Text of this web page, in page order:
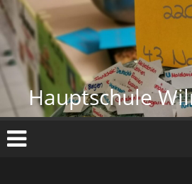
Zum
Inhalt
springen
Hauptschule